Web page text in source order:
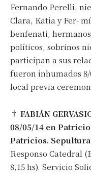
Fernando Perelli,
Clara, Katia y Fer-
benfenati,
políticos, sobrinos
participan a sus
fueron inhumados 8/
local previa
† FABIÁN
08/05/14 en
Patricios.
Responso Catedral
8,15 hs). Servicio